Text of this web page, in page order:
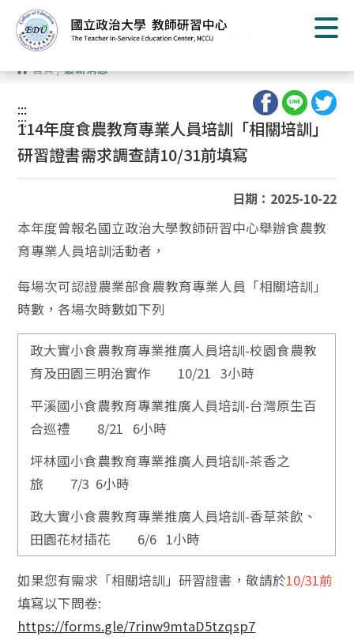
到
主
要
容 首頁/最新消息
:::
:::
114年度食農教育專業人員培訓「相關培訓」
研習證書需求調查請10/31前填寫
日期：2025-10-22
本年度曾報名國立政治大學教師研習中心舉辦食農教
育專業人員培訓活動者，
每場次可認證農業部食農教育專業人員「相關培訓」
時數，各場次時數如下列
政大實小食農教育專業推廣人員培訓-校園食農教
育及田園三明治實作 10/21 3小時
平溪國小食農教育專業推廣人員培訓-台灣原生百
合巡禮 8/21 6小時
坪林國小食農教育專業推廣人員培訓-茶香之
旅 7/3 6小時
政大實小食農教育專業推廣人員培訓-香草茶飲、
田園花材插花 6/6 1小時
如果您有需求「相關培訓」研習證書，敬請於10/31前
填寫以下問卷:
https://forms.gle/7rinw9mtaD5tzqsp7